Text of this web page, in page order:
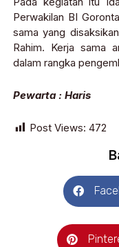
Perwakilan BI
sama yang
Rahim. Kerja sama
dalam rangka
Pewarta : Haris
Post Views: 472